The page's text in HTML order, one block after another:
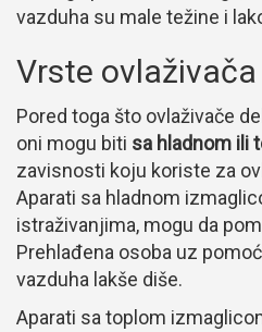
vazduha su male težine i
Vrste
Pored toga što ovlaživače
oni mogu biti sa hladnom ili
zavisnosti koju koriste za
Aparati sa hladnom
istraživanjima, mogu da
Prehlađena osoba uz
vazduha lakše diše.
Aparati sa toplom